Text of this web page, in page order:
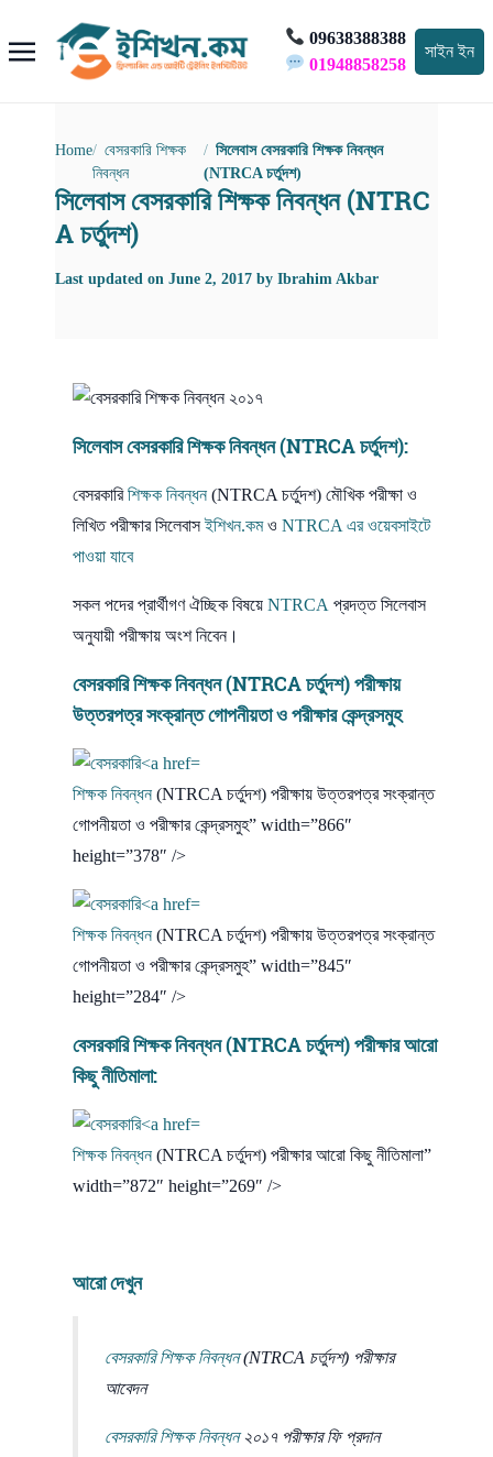
09638388388
01948858258
সাইন ইন
Home
বেসরকারি শিক্ষক
নিবন্ধন
সিলেবাস বেসরকারি শিক্ষক নিবন্ধন
(NTRCA চর্তুদশ)
সিলেবাস বেসরকারি শিক্ষক নিবন্ধন (NTRC
A চর্তুদশ)
Last updated on June 2, 2017 by Ibrahim Akbar
সিলেবাস বেসরকারিশিক্ষক নিবন্ধন(NTRCA চর্তুদশ):
বেসরকারিশিক্ষক নিবন্ধন(NTRCA চর্তুদশ) মৌখিক পরীক্ষা ও
লিখিত পরীক্ষার সিলেবাসইশিখন.কমও NTRCA এর ওয়েবসাইটে
পাওয়া যাবে
সকল পদের প্রার্থীগণ ঐচ্ছিক বিষয়ে NTRCA প্রদত্ত সিলেবাস
অনুযায়ী পরীক্ষায় অংশ নিবেন।
বেসরকারিশিক্ষক নিবন্ধন(NTRCA চর্তুদশ) পরীক্ষায়
উত্তরপত্র সংক্রান্ত গোপনীয়তা ও পরীক্ষার কেন্দ্রসমুহ
শিক্ষক নিবন্ধন(NTRCA চর্তুদশ) পরীক্ষায় উত্তরপত্র সংক্রান্ত
গোপনীয়তা ও পরীক্ষার কেন্দ্রসমুহ” width=”866″
height=”378″ />
শিক্ষক নিবন্ধন(NTRCA চর্তুদশ) পরীক্ষায় উত্তরপত্র সংক্রান্ত
গোপনীয়তা ও পরীক্ষার কেন্দ্রসমুহ” width=”845″
height=”284″ />
বেসরকারিশিক্ষক নিবন্ধন(NTRCA চর্তুদশ) পরীক্ষার আরো
কিছু নীতিমালা:
শিক্ষক নিবন্ধন(NTRCA চর্তুদশ) পরীক্ষার আরো কিছু নীতিমালা”
width=”872″ height=”269″ />
আরো দেখুন
বেসরকারিশিক্ষক নিবন্ধন(NTRCA চর্তুদশ) পরীক্ষার
আবেদন
বেসরকারিশিক্ষক নিবন্ধন২০১৭ পরীক্ষার ফি প্রদান